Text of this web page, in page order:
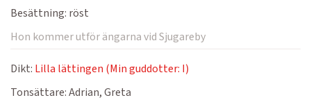
Besättning: röst
Hon kommer utför ängarna vid Sjugareby
Dikt: Lilla lättingen (Min guddotter: I)
Tonsättare:Adrian, Greta